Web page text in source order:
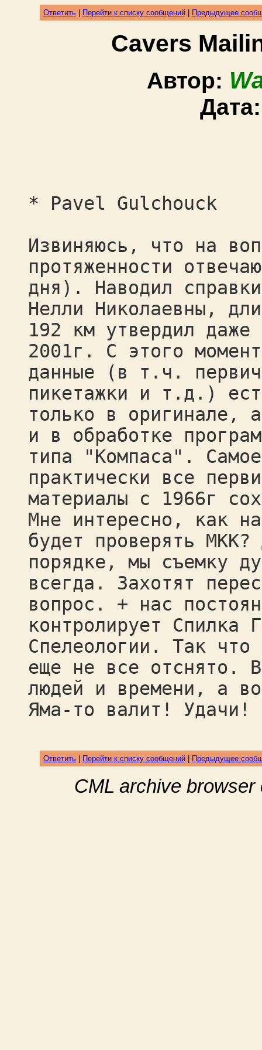
Ответить| Перейти к списку сообщений| Предыдущее
Cavers
Автор:
* Pavel Gulchouck
Извиняюсь, что на
протяженности
дня). Наводил
Нелли Николаевны,
192 км утвердил
2001г. С этого
данные (в т.ч.
пикетажки и т.д.)
только в оригинале,
и в обработке
типа "Компаса".
практически все
материалы с 1966г
Мне интересно, как
будет проверять
порядке, мы съемку
всегда. Захотят
вопрос. + нас
контролирует Спилка
Спелеологии. Так
еще не все отснято.
людей и времени, а
Яма-то валит! Удачи!
Ответить| Перейти к списку сообщений| Предыдущее
CML archive